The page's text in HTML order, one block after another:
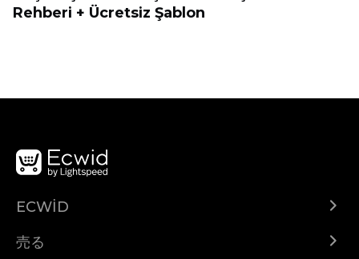
Rehberi + Ücretsiz Şablon
ECWID
ヘルプセンター
売る